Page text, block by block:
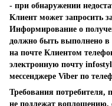
- при обнаружении
Клиент может запросить
Информирование о
должно быть выполнено в
на почте Клиентом
электронную почту
мессенджере Viber по
Требования потребителя,
не подлежат воплощению,